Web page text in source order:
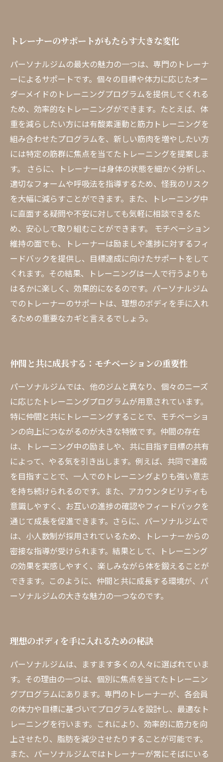
トレーナーのサポートがもたらす大きな変化
パーソナルジムの最大の魅力の一つは、専門のトレーナ
ーによるサポートです。個々の目標や体力に応じたオー
ダーメイドのトレーニングプログラムを提供してくれる
ため、効率的なトレーニングができます。たとえば、体
重を減らしたい方には有酸素運動と筋力トレーニングを
組み合わせたプログラムを、新しい筋肉を増やしたい方
には特定の筋群に焦点を当てたトレーニングを提案しま
す。 さらに、トレーナーは身体の状態を細かく分析し、
適切なフォームや呼吸法を指導するため、怪我のリスク
を大幅に減らすことができます。また、トレーニング中
に直面する疑問や不安に対しても気軽に相談できるた
め、安心して取り組むことができます。 モチベーション
維持の面でも、トレーナーは励ましや進捗に対するフィ
ードバックを提供し、目標達成に向けたサポートをして
くれます。その結果、トレーニングは一人で行うよりも
はるかに楽しく、効果的になるのです。パーソナルジム
でのトレーナーのサポートは、理想のボディを手に入れ
るための重要なカギと言えるでしょう。
仲間と共に成長する：モチベーションの重要性
パーソナルジムでは、他のジムと異なり、個々のニーズ
に応じたトレーニングプログラムが用意されています。
特に仲間と共にトレーニングすることで、モチベーショ
ンの向上につながるのが大きな特徴です。仲間の存在
は、トレーニング中の励ましや、共に目指す目標の共有
によって、やる気を引き出します。例えば、共同で達成
を目指すことで、一人でのトレーニングよりも強い意志
を持ち続けられるのです。また、アカウンタビリティも
意識しやすく、お互いの進捗の確認やフィードバックを
通じて成長を促進できます。さらに、パーソナルジムで
は、小人数制が採用されているため、トレーナーからの
密接な指導が受けられます。結果として、トレーニング
の効果を実感しやすく、楽しみながら体を鍛えることが
できます。このように、仲間と共に成長する環境が、パ
ーソナルジムの大きな魅力の一つなのです。
理想のボディを手に入れるための秘訣
パーソナルジムは、ますます多くの人々に選ばれていま
す。その理由の一つは、個別に焦点を当てたトレーニン
グプログラムにあります。専門のトレーナーが、各会員
の体力や目標に基づいてプログラムを設計し、最適なト
レーニングを行います。これにより、効率的に筋力を向
上させたり、脂肪を減少させたりすることが可能です。
また、パーソナルジムではトレーナーが常にそばにいる